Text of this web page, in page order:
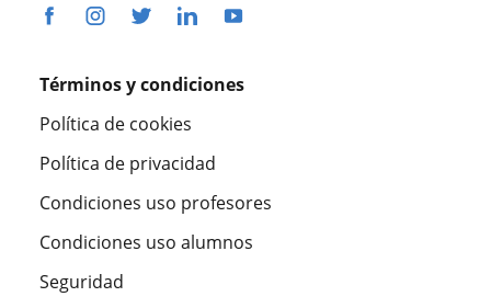
Términos y condiciones
Política de cookies
Política de privacidad
Condiciones uso profesores
Condiciones uso alumnos
Seguridad